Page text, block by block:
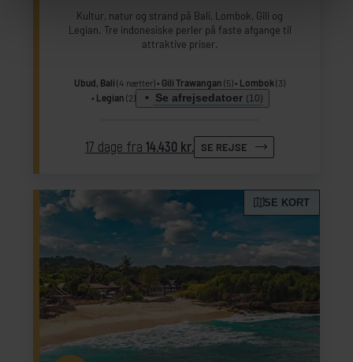
Kultur, natur og strand på Bali, Lombok, Gili og
Legian. Tre indonesiske perler på faste afgange til
attraktive priser.
Ubud, Bali (4 nætter) Gili Trawangan (5) Lombok (3)
Legian (2) Se afrejsedatoer (10)
17 dage fra 14.430 kr. SE REJSE
SE KORT